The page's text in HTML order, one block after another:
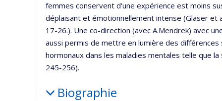
femmes conservent d'une expérience est moins
déplaisant et émotionnellement intense (Glaser et
17-26.). Une co-direction (avec A.Mendrek) avec
aussi permis de mettre en lumière des
hormonaux dans les maladies mentales telle que
245-256).
Biographie